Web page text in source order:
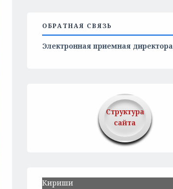
ОБРАТНАЯ СВЯЗЬ
Электронная приемная директора
Структура
сайта
Кириши